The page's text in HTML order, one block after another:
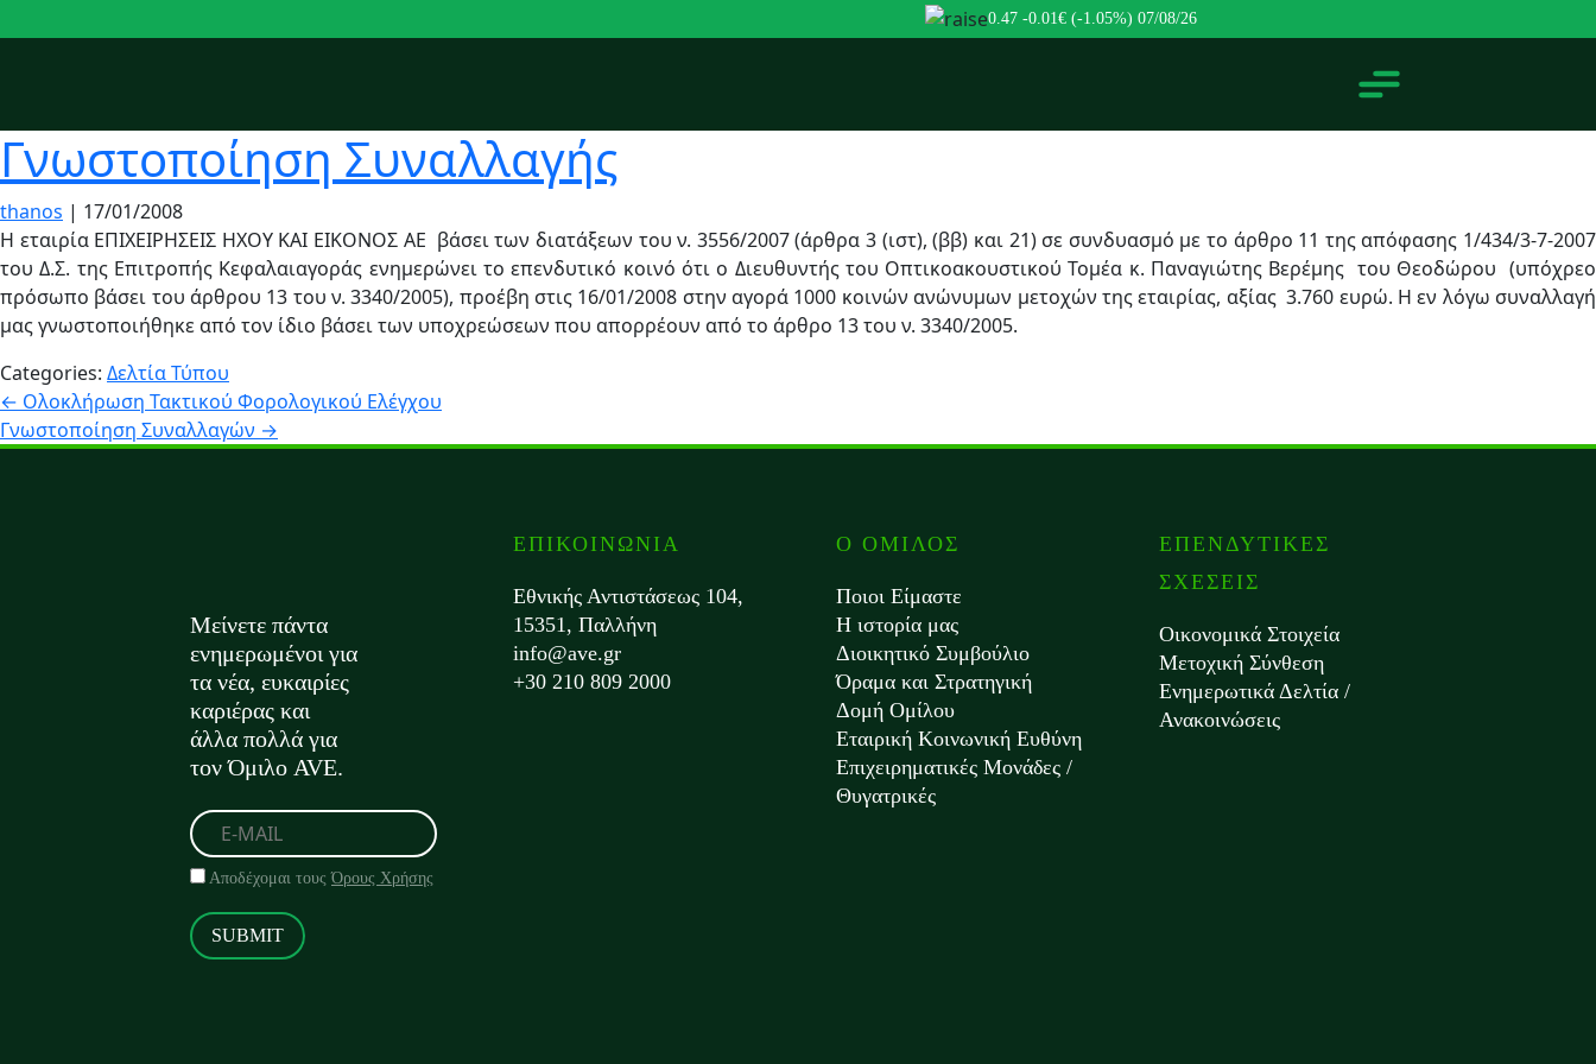
0.47 -0.01€ (-1.05%) 07/08/26
Γνωστοποίηση Συναλλαγής
thanos | 17/01/2008
Η εταιρία ΕΠΙΧΕΙΡΗΣΕΙΣ ΗΧΟΥ ΚΑΙ ΕΙΚΟΝΟΣ ΑΕ βάσει των διατάξεων του ν. 3556/2007 (άρθρα 3 (ιστ), (ββ) και 21) σε συνδυασμό με το άρθρο 11 της απόφασης 1/434/3-7-2007
του Δ.Σ. της Επιτροπής Κεφαλαιαγοράς ενημερώνει το επενδυτικό κοινό ότι ο Διευθυντής του Οπτικοακουστικού Τομέα κ. Παναγιώτης Βερέμης του Θεοδώρου (υπόχρεο
πρόσωπο βάσει του άρθρου 13 του ν. 3340/2005), προέβη στις 16/01/2008 στην αγορά 1000 κοινών ανώνυμων μετοχών της εταιρίας, αξίας 3.760 ευρώ. Η εν λόγω συναλλαγή
μας γνωστοποιήθηκε από τον ίδιο βάσει των υποχρεώσεων που απορρέουν από το άρθρο 13 του ν. 3340/2005.
Categories: Δελτία Τύπου
Πλοήγηση
άρθρων
← Ολοκλήρωση Τακτικού Φορολογικού Ελέγχου
Γνωστοποίηση Συναλλαγών →
Μείνετε πάντα
ενημερωμένοι για
τα νέα, ευκαιρίες
καριέρας και
άλλα πολλά για
τον Όμιλο AVE.
Αποδέχομαι τουςΌρους Χρήσης
SUBMIT
ΕΠΙΚΟΙΝΩΝΙΑ
Εθνικής Αντιστάσεως 104,
15351, Παλλήνη
info@ave.gr
+30 210 809 2000
Ο ΟΜΙΛΟΣ
Ποιοι Είμαστε
Η ιστορία μας
Διοικητικό Συμβούλιο
Όραμα και Στρατηγική
Δομή Ομίλου
Εταιρική Κοινωνική Ευθύνη
Επιχειρηματικές Μονάδες /
Θυγατρικές
ΕΠΕΝΔΥΤΙΚΕΣ
ΣΧΕΣΕΙΣ
Οικονομικά Στοιχεία
Μετοχική Σύνθεση
Ενημερωτικά Δελτία /
Ανακοινώσεις